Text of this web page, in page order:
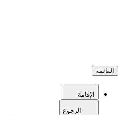
القائمة
الإقامة
الرجوع